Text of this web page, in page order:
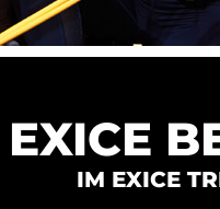
EXICE
IM EXICE